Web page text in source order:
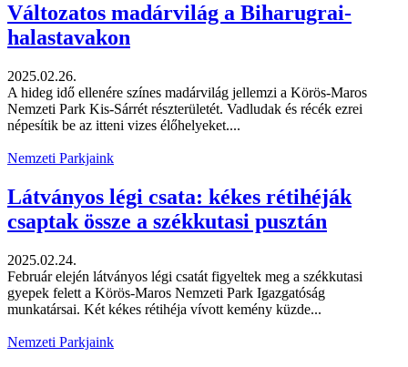
Változatos madárvilág a Biharugrai-
halastavakon
2025.02.26.
A hideg idő ellenére színes madárvilág jellemzi a Körös-Maros
Nemzeti Park Kis-Sárrét részterületét. Vadludak és récék ezrei
népesítik be az itteni vizes élőhelyeket....
Nemzeti Parkjaink
Látványos légi csata: kékes rétihéják
csaptak össze a székkutasi pusztán
2025.02.24.
Február elején látványos légi csatát figyeltek meg a székkutasi
gyepek felett a Körös-Maros Nemzeti Park Igazgatóság
munkatársai. Két kékes rétihéja vívott kemény küzde...
Nemzeti Parkjaink